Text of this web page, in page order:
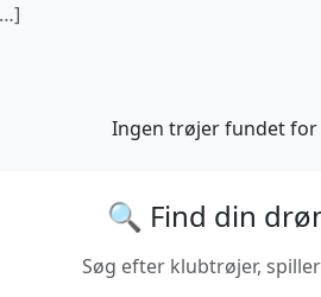
Ingen trøjer fundet for
🔍 Find din
Søg efter klubtrøjer,